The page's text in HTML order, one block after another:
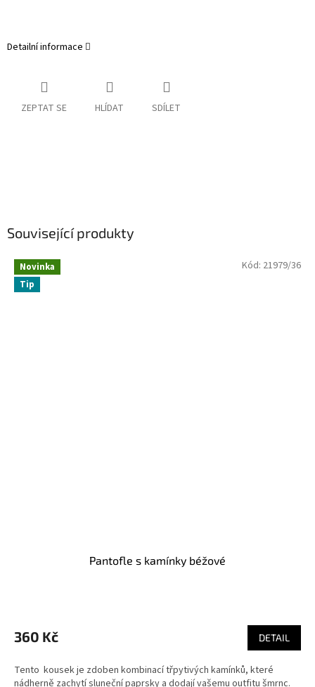
Detailní informace
ZEPTAT SE HLÍDAT SDÍLET
Související produkty
Novinka
Tip
Pantofle s kamínky béžové
360 Kč DETAIL
Tento kousek je zdoben kombinací třpytivých kamínků, které
nádherně zachytí sluneční paprsky a dodají vašemu outfitu šmrnc.
Kód: 21979/36